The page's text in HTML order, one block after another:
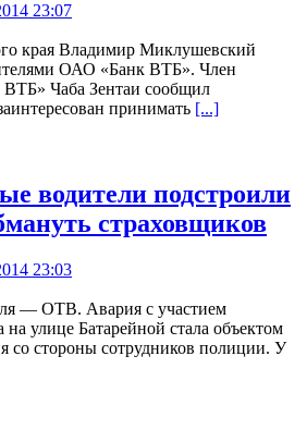
23:07
края Владимир Миклушевский
ОАО «Банк ВТБ». Член
Чаба Зентаи сообщил
принимать [...]
водители подстроили
страховщиков
23:03
— ОТВ. Авария с участием
улице Батарейной стала объектом
со стороны сотрудников полиции. У